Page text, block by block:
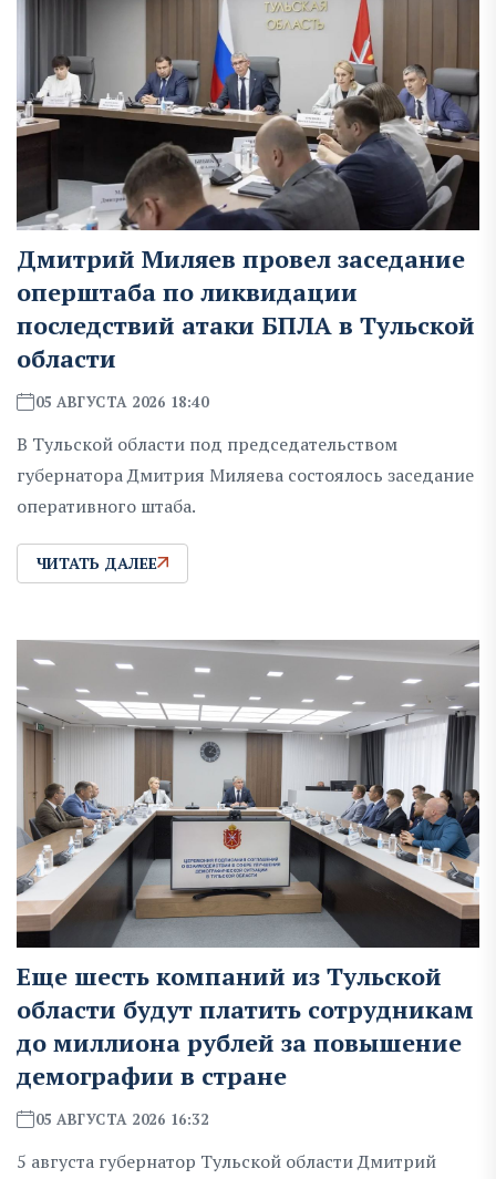
Дмитрий Миляев провел заседание
оперштаба по ликвидации
последствий атаки БПЛА в Тульской
области
05 АВГУСТА 2026 18:40
В Тульской области под председательством
губернатора Дмитрия Миляева состоялось заседание
оперативного штаба.
ЧИТАТЬ ДАЛЕЕ
Еще шесть компаний из Тульской
области будут платить сотрудникам
до миллиона рублей за повышение
демографии в стране
05 АВГУСТА 2026 16:32
5 августа губернатор Тульской области Дмитрий